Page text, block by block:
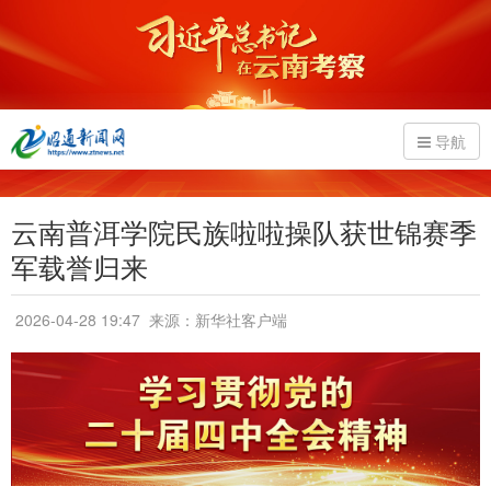
导航
云南普洱学院民族啦啦操队获世锦赛季
军载誉归来
2026-04-28 19:47 来源：新华社客户端